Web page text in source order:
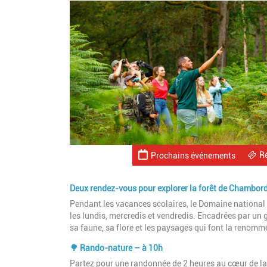
Prochains événements
Deux rendez-vous pour explorer la forêt de Chambord
Pendant les vacances scolaires, le Domaine
les lundis, mercredis et vendredis. Encadrées par
sa faune, sa flore et les paysages qui font la
🌳 Rando-nature – à 10h
Partez pour une randonnée de 2 heures au cœur de